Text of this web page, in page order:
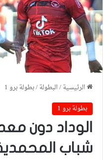
الرئيسية/البطولة/بطولة برو 1
بطولة برو 1
الوداد دون
شباب